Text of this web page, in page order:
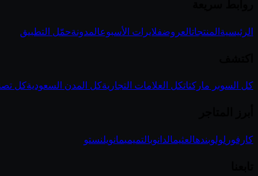
الرئيسية المنتجاتالعروضفلايرات الأسبوعالمدونةحمّل التطبيق
كل السوبر ماركتاتكل العلامات التجاريةكل المدن السعوديةكل
كارفور لولوبندهالعثيمالدانوبالتميميمانويلنستو